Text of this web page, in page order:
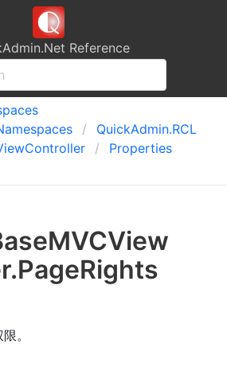
Reference
QuickAdmin.RCL
Controller
Properties
MVCView
.PageRights
。